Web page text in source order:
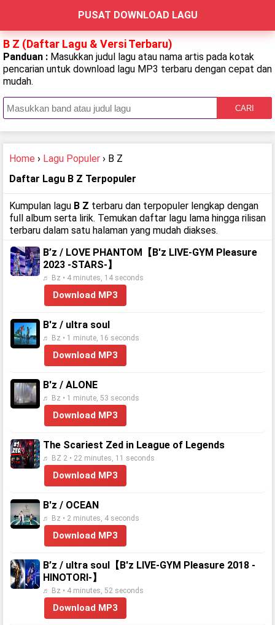
PUSAT DOWNLOAD LAGU
B Z (Daftar Lagu & Versi Terbaru)
Panduan : Masukkan judul lagu atau nama artis pada kotak
pencarian untuk download lagu MP3 terbaru dengan cepat dan
mudah.
CARI
Home › Lagu Populer › B Z
Daftar Lagu B Z Terpopuler
Kumpulan lagu B Z terbaru dan terpopuler lengkap dengan
full album serta lirik. Temukan daftar lagu lama hingga rilisan
terbaru dalam satu halaman yang mudah diakses.
B’z / LOVE PHANTOM【B'z LIVE-GYM Pleasure
2023 -STARS-】
♬ Bz • 4 minutes, 14 seconds
Download MP3
B'z / ultra soul
♬ Bz • 1 minute, 16 seconds
Download MP3
B'z / ALONE
♬ Bz • 1 minute, 53 seconds
Download MP3
The Scariest Zed in League of Legends
♬ BZ 2 • 22 minutes, 11 seconds
Download MP3
B'z / OCEAN
♬ Bz • 2 minutes, 4 seconds
Download MP3
B’z / ultra soul【B'z LIVE-GYM Pleasure 2018 -
HINOTORI-】
♬ Bz • 4 minutes, 52 seconds
Download MP3